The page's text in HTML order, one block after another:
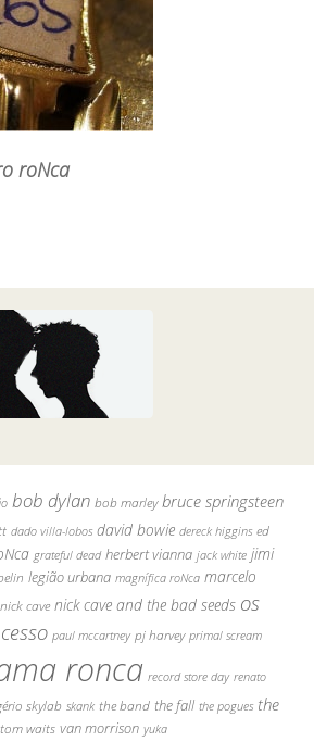
roNca
bob dylan bob marley bruce springsteen
dado villa-lobos david bowie dereck higgins ed
grateful dead herbert vianna jack white jimi
legião urbana magnífica roNca marcelo
nick cave nick cave and the bad seeds os
paul mccartney pj harvey primal scream
ronca record store day renato
skylab skank the band the fall the pogues the
tom waits van morrison yuka